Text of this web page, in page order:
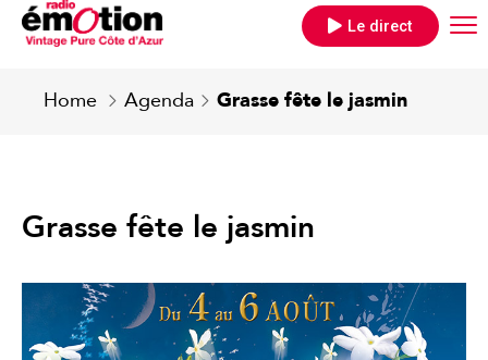
Le direct
Home Agenda Grasse fête le jasmin
Grasse fête le jasmin